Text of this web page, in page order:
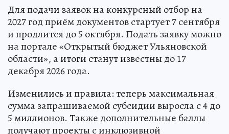
Для подачи заявок на конкурсный отбор на
2027 год приём документов стартует 7 сентября
и продлится до 5 октября. Подать заявку можно
на портале «Открытый бюджет Ульяновской
области», а итоги станут известны до 17
декабря 2026 года.
Изменились и правила: теперь максимальная
сумма запрашиваемой субсидии выросла с 4 до
5 миллионов. Также дополнительные баллы
получают проекты с инклюзивной